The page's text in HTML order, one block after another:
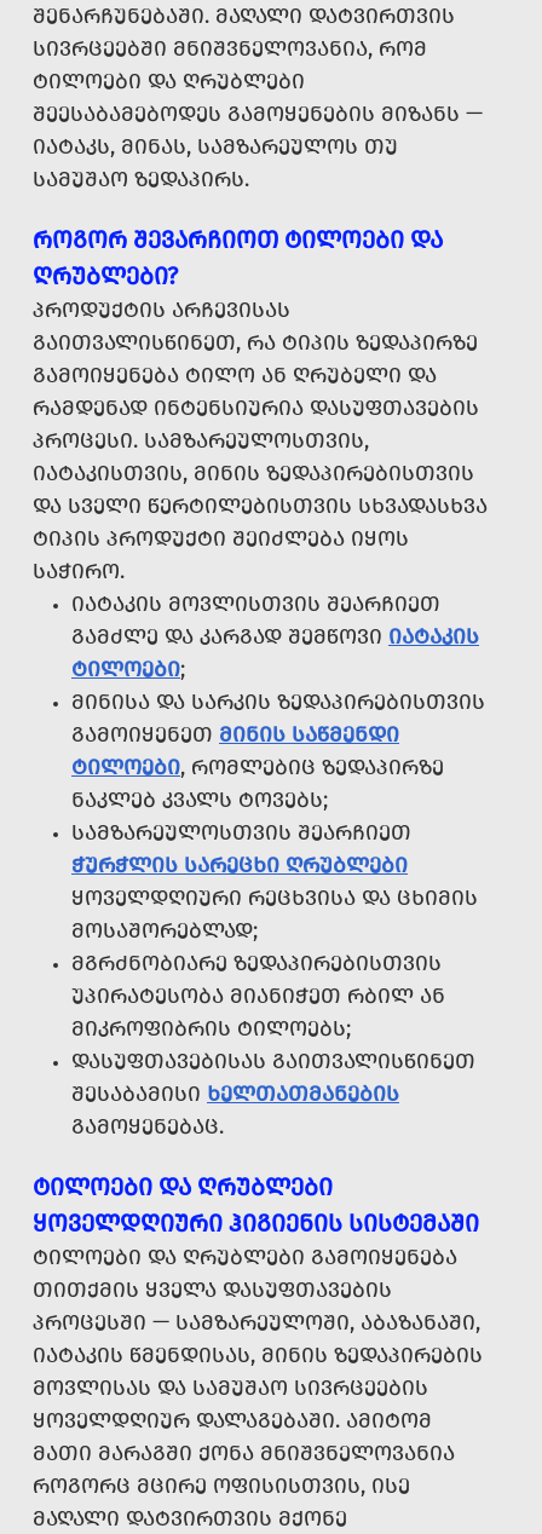
ᲨᲔᲜᲐᲠᲩᲣᲜᲔᲑᲐᲨᲘ. ᲛᲐᲦᲐᲚᲘ ᲓᲐᲢᲕᲘᲠᲗᲕᲘᲡ
ᲡᲘᲕᲠᲪᲔᲔᲑᲨᲘ ᲛᲜᲘᲨᲕᲜᲔᲚᲝᲕᲐᲜᲘᲐ, ᲠᲝᲛ
ᲢᲘᲚᲝᲔᲑᲘ ᲓᲐ ᲦᲠᲣᲑᲚᲔᲑᲘ
ᲨᲔᲔᲡᲐᲑᲐᲛᲔᲑᲝᲓᲔᲡ ᲒᲐᲛᲝᲧᲔᲜᲔᲑᲘᲡ ᲛᲘᲖᲐᲜᲡ —
ᲘᲐᲢᲐᲙᲡ, ᲛᲘᲜᲐᲡ, ᲡᲐᲛᲖᲐᲠᲔᲣᲚᲝᲡ ᲗᲣ
ᲡᲐᲛᲣᲨᲐᲝ ᲖᲔᲓᲐᲞᲘᲠᲡ.
ᲠᲝᲒᲝᲠ ᲨᲔᲕᲐᲠᲩᲘᲝᲗ ᲢᲘᲚᲝᲔᲑᲘ ᲓᲐ
ᲦᲠᲣᲑᲚᲔᲑᲘ?
ᲞᲠᲝᲓᲣᲥᲢᲘᲡ ᲐᲠᲩᲔᲕᲘᲡᲐᲡ
ᲒᲐᲘᲗᲕᲐᲚᲘᲡᲬᲘᲜᲔᲗ, ᲠᲐ ᲢᲘᲞᲘᲡ ᲖᲔᲓᲐᲞᲘᲠᲖᲔ
ᲒᲐᲛᲝᲘᲧᲔᲜᲔᲑᲐ ᲢᲘᲚᲝ ᲐᲜ ᲦᲠᲣᲑᲔᲚᲘ ᲓᲐ
ᲠᲐᲛᲓᲔᲜᲐᲓ ᲘᲜᲢᲔᲜᲡᲘᲣᲠᲘᲐ ᲓᲐᲡᲣᲤᲗᲐᲕᲔᲑᲘᲡ
ᲞᲠᲝᲪᲔᲡᲘ. ᲡᲐᲛᲖᲐᲠᲔᲣᲚᲝᲡᲗᲕᲘᲡ,
ᲘᲐᲢᲐᲙᲘᲡᲗᲕᲘᲡ, ᲛᲘᲜᲘᲡ ᲖᲔᲓᲐᲞᲘᲠᲔᲑᲘᲡᲗᲕᲘᲡ
ᲓᲐ ᲡᲕᲔᲚᲘ ᲬᲔᲠᲢᲘᲚᲔᲑᲘᲡᲗᲕᲘᲡ ᲡᲮᲕᲐᲓᲐᲡᲮᲕᲐ
ᲢᲘᲞᲘᲡ ᲞᲠᲝᲓᲣᲥᲢᲘ ᲨᲔᲘᲫᲚᲔᲑᲐ ᲘᲧᲝᲡ
ᲡᲐᲭᲘᲠᲝ.
ᲘᲐᲢᲐᲙᲘᲡ ᲛᲝᲕᲚᲘᲡᲗᲕᲘᲡ ᲨᲔᲐᲠᲩᲘᲔᲗ
ᲒᲐᲛᲫᲚᲔ ᲓᲐ ᲙᲐᲠᲒᲐᲓ ᲨᲔᲛᲬᲝᲕᲘ ᲘᲐᲢᲐᲙᲘᲡ
ᲢᲘᲚᲝᲔᲑᲘ;
ᲛᲘᲜᲘᲡᲐ ᲓᲐ ᲡᲐᲠᲙᲘᲡ ᲖᲔᲓᲐᲞᲘᲠᲔᲑᲘᲡᲗᲕᲘᲡ
ᲒᲐᲛᲝᲘᲧᲔᲜᲔᲗ ᲛᲘᲜᲘᲡ ᲡᲐᲬᲛᲔᲜᲓᲘ
ᲢᲘᲚᲝᲔᲑᲘ, ᲠᲝᲛᲚᲔᲑᲘᲪ ᲖᲔᲓᲐᲞᲘᲠᲖᲔ
ᲜᲐᲙᲚᲔᲑ ᲙᲕᲐᲚᲡ ᲢᲝᲕᲔᲑᲡ;
ᲡᲐᲛᲖᲐᲠᲔᲣᲚᲝᲡᲗᲕᲘᲡ ᲨᲔᲐᲠᲩᲘᲔᲗ
ᲭᲣᲠᲭᲚᲘᲡ ᲡᲐᲠᲔᲪᲮᲘ ᲦᲠᲣᲑᲚᲔᲑᲘ
ᲧᲝᲕᲔᲚᲓᲦᲘᲣᲠᲘ ᲠᲔᲪᲮᲕᲘᲡᲐ ᲓᲐ ᲪᲮᲘᲛᲘᲡ
ᲛᲝᲡᲐᲨᲝᲠᲔᲑᲚᲐᲓ;
ᲛᲒᲠᲫᲜᲝᲑᲘᲐᲠᲔ ᲖᲔᲓᲐᲞᲘᲠᲔᲑᲘᲡᲗᲕᲘᲡ
ᲣᲞᲘᲠᲐᲢᲔᲡᲝᲑᲐ ᲛᲘᲐᲜᲘᲭᲔᲗ ᲠᲑᲘᲚ ᲐᲜ
ᲛᲘᲙᲠᲝᲤᲘᲑᲠᲘᲡ ᲢᲘᲚᲝᲔᲑᲡ;
ᲓᲐᲡᲣᲤᲗᲐᲕᲔᲑᲘᲡᲐᲡ ᲒᲐᲘᲗᲕᲐᲚᲘᲡᲬᲘᲜᲔᲗ
ᲨᲔᲡᲐᲑᲐᲛᲘᲡᲘ ᲮᲔᲚᲗᲐᲗᲛᲐᲜᲔᲑᲘᲡ
ᲒᲐᲛᲝᲧᲔᲜᲔᲑᲐᲪ.
ᲢᲘᲚᲝᲔᲑᲘ ᲓᲐ ᲦᲠᲣᲑᲚᲔᲑᲘ
ᲧᲝᲕᲔᲚᲓᲦᲘᲣᲠᲘ ᲰᲘᲒᲘᲔᲜᲘᲡ ᲡᲘᲡᲢᲔᲛᲐᲨᲘ
ᲢᲘᲚᲝᲔᲑᲘ ᲓᲐ ᲦᲠᲣᲑᲚᲔᲑᲘ ᲒᲐᲛᲝᲘᲧᲔᲜᲔᲑᲐ
ᲗᲘᲗᲥᲛᲘᲡ ᲧᲕᲔᲚᲐ ᲓᲐᲡᲣᲤᲗᲐᲕᲔᲑᲘᲡ
ᲞᲠᲝᲪᲔᲡᲨᲘ — ᲡᲐᲛᲖᲐᲠᲔᲣᲚᲝᲨᲘ, ᲐᲑᲐᲖᲐᲜᲐᲨᲘ,
ᲘᲐᲢᲐᲙᲘᲡ ᲬᲛᲔᲜᲓᲘᲡᲐᲡ, ᲛᲘᲜᲘᲡ ᲖᲔᲓᲐᲞᲘᲠᲔᲑᲘᲡ
ᲛᲝᲕᲚᲘᲡᲐᲡ ᲓᲐ ᲡᲐᲛᲣᲨᲐᲝ ᲡᲘᲕᲠᲪᲔᲔᲑᲘᲡ
ᲧᲝᲕᲔᲚᲓᲦᲘᲣᲠ ᲓᲐᲚᲐᲒᲔᲑᲐᲨᲘ. ᲐᲛᲘᲢᲝᲛ
ᲛᲐᲗᲘ ᲛᲐᲠᲐᲒᲨᲘ ᲥᲝᲜᲐ ᲛᲜᲘᲨᲕᲜᲔᲚᲝᲕᲐᲜᲘᲐ
ᲠᲝᲒᲝᲠᲪ ᲛᲪᲘᲠᲔ ᲝᲤᲘᲡᲘᲡᲗᲕᲘᲡ, ᲘᲡᲔ
ᲛᲐᲦᲐᲚᲘ ᲓᲐᲢᲕᲘᲠᲗᲕᲘᲡ ᲛᲥᲝᲜᲔ